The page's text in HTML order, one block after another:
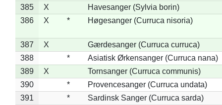
385
X
Havesanger (Sylvia borin)
386
X * Høgesanger (Curruca nisoria)
387 X
Gærdesanger (Curruca curruca)
388
*
Asiatisk Ørkensanger (Curruca nana)
389
X
Tornsanger (Curruca communis)
390
*
Provencesanger (Curruca undata)
391
*
Sardinsk Sanger (Curruca sarda)